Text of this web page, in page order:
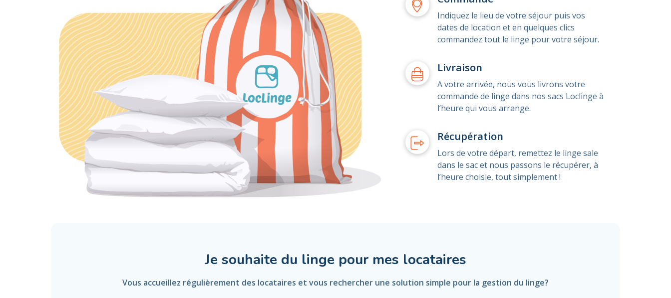
Indiquez le lieu de votre séjour puis vos
dates de location et en quelques clics
commandez tout le linge pour votre séjour.
Livraison
A votre arrivée, nous vous livrons votre
commande de linge dans nos sacs Loclinge à
l’heure qui vous arrange.
Récupération
Lors de votre départ, remettez le linge sale
dans le sac et nous passons le récupérer, à
l’heure choisie, tout simplement !
Je souhaite du linge pour mes locataires
Vous accueillez régulièrement des locataires et vous rechercher une solution simple pour la gestion du linge?